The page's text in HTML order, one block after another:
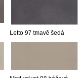
Letto 97 tmavě šedá